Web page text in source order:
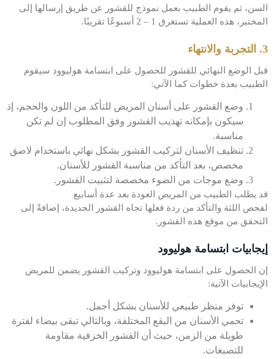
السن، ثم يقوم الطبيب بعمل نموذج للقشور عن طريق إرسالها إلى
المختبر، هذه العملية تستغرق 1 – 2 أسبوعًا تقريبًا.
3. التجربة والانتهاء
قبل الوضع النهائي للقشور للحصول على ابتسامة هوليوود سيقوم
الطبيب بعدة خطوات كما الآتي:
وضع القشور على أسنان المريض للتأكد من اللون والحجم، إذ
سيكون بإمكانه تهذيب القشور وفق المطلوب إن لم تكن
مناسبة.
تنظيف الأسنان لتركيب القشور بشكل نهائي باستخدام لاصق
مخصص، بعد التأكد من مناسبة القشور للأسنان.
وضع موجات من الضوء مخصصة لتثبيت القشور.
قد يطلب الطبيب من المريض العودة بعد عدة أسابيع
لفحص اللثة والتأكد من ردة فعلها تجاه القشور الجديدة، إضافةً إلى
التحقق من موقع هذه القشور.
إيجابيات ابتسامة هوليوود
إن الحصول على ابتسامة هوليوود وتركيب القشور يضمن للمريض
الإيجابيات الآتية:
توفر منظر طبيعي للأسنان بشكل أجمل.
تحمي الأسنان من البقع المختلفة، وبالتالي تبقى بيضاء لفترة
طويلة من الزمن، حيث أن القشور الخزفية مقاومة
للتصبغات.